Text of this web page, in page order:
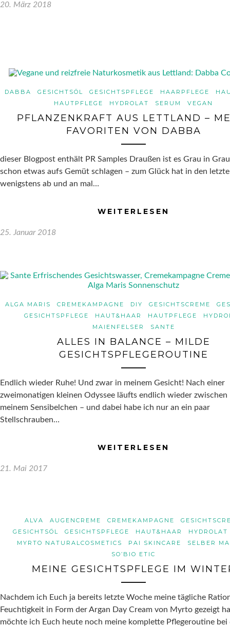
20. März 2018
DABBA GESICHTSÖL GESICHTSPFLEGE HAARPFLEGE
HAUTPFLEGE
HYDROLAT SERUM VEGAN
PFLANZENKRAFT AUS LETTLAND –
FAVORITEN VON DABBA
dieser Blogpost enthält PR Samples Draußen ist es Grau in
schon etwas aufs Gemüt schlagen – zum Glück hat in den
wenigstens ab und an mal…
WEITERLESEN
25. Januar 2018
ALGA MARIS CREMEKAMPAGNE DIY GESICHTSCREME
GESICHTSPFLEGE
HAUT&HAAR HAUTPFLEGE
MAIENFELSER
SANTE
ALLES IN BALANCE – MILDE
GESICHTSPFLEGEROUTINE
Endlich wieder Ruhe! Und zwar in meinem Gesicht! Nach einer
zweimonatigen kleinen Odyssee läufts endlich wieder zwischen
meinem Sensibelchen – und dabei habe ich nur an ein paar
Stellschrauben…
WEITERLESEN
21. Mai 2017
ALVA AUGENCREME CREMEKAMPAGNE
GESICHTSÖL
GESICHTSPFLEGE HAUT&HAAR
HYDROLAT
MYRTO NATURALCOSMETICS
PAI SKINCARE
SELBER
SO’BIO ETIC
MEINE GESICHTSPFLEGE IM
Nachdem ich Euch ja bereits letzte Woche meine tägliche
Feuchtigkeit in Form der Argan Day Cream von Myrto gezeigt
möchte ich Euch heute noch meine komplette Pflegeroutine